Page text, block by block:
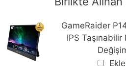
GameRaider
IPS
Ekle